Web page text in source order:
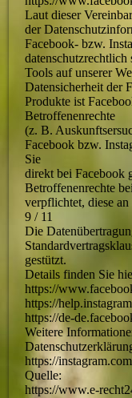
Laut dieser
der
Facebook- bzw.
datenschutzrechtlich
Tools auf unserer
Datensicherheit der
Produkte ist
Betroffenenrechte
(z. B.
Facebook bzw.
Sie
direkt bei Facebook
Betroffenenrechte
verpflichtet, diese
9 / 11
Die
gestützt.
Details finden Sie
https://
https://
https://de-
Weitere
https://
Quelle:
https://www.e-